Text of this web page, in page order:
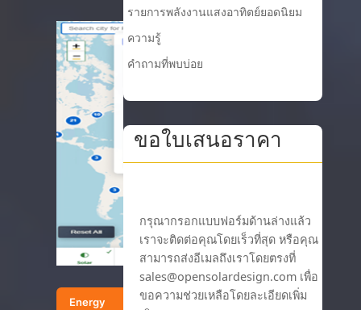
Energy
รายการพลังงานแสงอาทิตย์ยอดนิยม
ความรู้
คำถามที่พบบ่อย
ขอใบเสนอราคา